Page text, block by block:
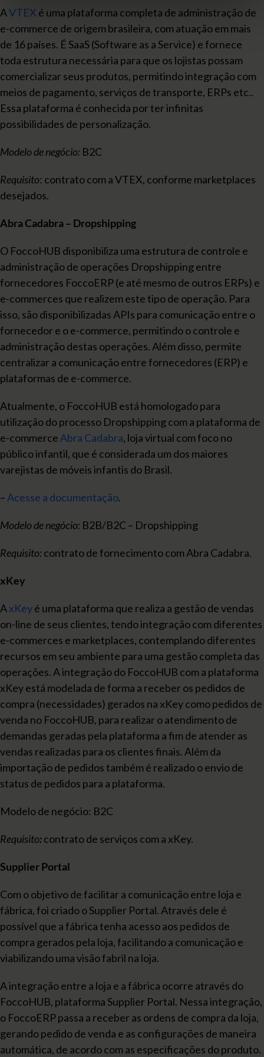
AVTEX é uma plataforma completa de administração de
e-commerce de origem brasileira, com atuação em mais
de 16 países. É SaaS (Software as a Service) e fornece
toda estrutura necessária para que os lojistas possam
comercializar seus produtos, permitindo integração com
meios de pagamento, serviços de transporte, ERPs etc..
Essa plataforma é conhecida por ter infinitas
possibilidades de personalização.
Modelo de negócio: B2C
Requisito: contrato com a VTEX, conforme marketplaces
desejados.
Abra Cadabra – Dropshipping
O FoccoHUB disponibiliza uma estrutura de controle e
administração de operações Dropshipping entre
fornecedores FoccoERP (e até mesmo de outros ERPs) e
e-commerces que realizem este tipo de operação. Para
isso, são disponibilizadas APIs para comunicação entre o
fornecedor e o e-commerce, permitindo o controle e
administração destas operações. Além disso, permite
centralizar a comunicação entre fornecedores (ERP) e
plataformas de e-commerce.
Atualmente, o FoccoHUB está homologado para
utilização do processo Dropshipping com a plataforma de
e-commerceAbra Cadabra, loja virtual com foco no
público infantil, que é considerada um dos maiores
varejistas de móveis infantis do Brasil.
–Acesse a documentação.
Modelo de negócio: B2B/B2C – Dropshipping
Requisito:contrato de fornecimento com Abra Cadabra.
xKey
AxKeyé uma plataforma que realiza a gestão de vendas
on-line de seus clientes, tendo integração com diferentes
e-commerces e marketplaces, contemplando diferentes
recursos em seu ambiente para uma gestão completa das
operações. A integração do FoccoHUB com a plataforma
xKey está modelada de forma a receber os pedidos de
compra (necessidades) gerados na xKey como pedidos de
venda no FoccoHUB, para realizar o atendimento de
demandas geradas pela plataforma a fim de atender as
vendas realizadas para os clientes finais. Além da
importação de pedidos também é realizado o envio de
status de pedidos para a plataforma.
Modelo de negócio: B2C
Requisito:contrato de serviços com a xKey.
Supplier Portal
Com o objetivo de facilitar a comunicação entre loja e
fábrica, foi criado o Supplier Portal. Através dele é
possível que a fábrica tenha acesso aos pedidos de
compra gerados pela loja, facilitando a comunicação e
viabilizando uma visão fabril na loja.
A integração entre a loja e a fábrica ocorre através do
FoccoHUB, plataforma Supplier Portal. Nessa integração,
o FoccoERP passa a receber as ordens de compra da loja,
gerando pedido de venda e as configurações de maneira
automática, de acordo com as especificações do produto.